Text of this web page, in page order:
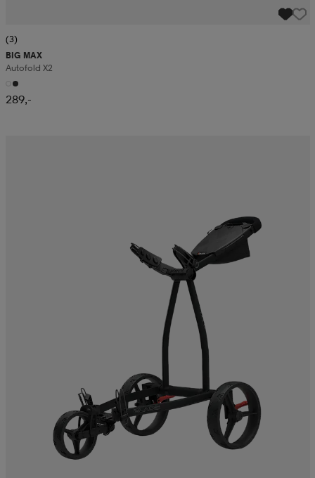
(3)
BIG MAX
Autofold X2
289,-